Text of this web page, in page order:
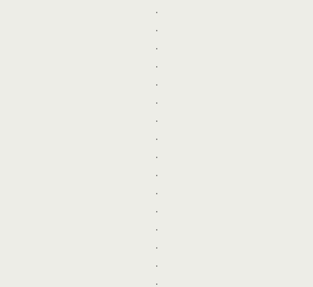
.
.
.
.
.
.
.
.
.
.
.
.
.
.
.
.